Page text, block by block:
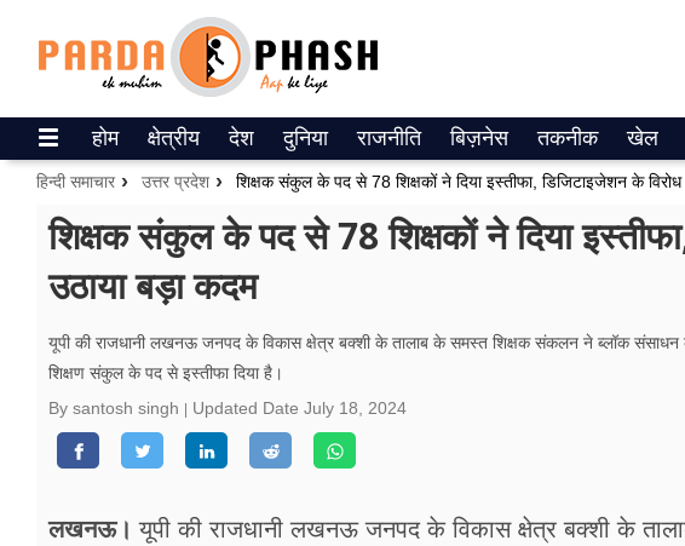
ePaper
वेब स्टोरीज
उत्तर प्रदेश
गैलरी
वीडियो
रिलेशनशिप
होम क्षेत्रीय देश दुनिया राजनीति बिज़नेस तकनीक खेल
हिन्दी समाचार उत्तर प्रदेश शिक्षक संकुल के पद से 78 शिक्षकों ने दिया इस्तीफा, डिजिटाइजेशन के
शिक्षक संकुल के पद से 78 शिक्षकों ने दिया
उठाया बड़ा कदम
यूपी की राजधानी लखनऊ जनपद के विकास क्षेत्र बक्शी के तालाब के समस्त शिक्षक संकलन ने ब्लॉक संसाधन
शिक्षण संकुल के पद से इस्तीफा दिया है।
By santosh singh
Updated Date July 18, 2024
लखनऊ। यूपी की राजधानी लखनऊ जनपद के विकास क्षेत्र बक्शी के